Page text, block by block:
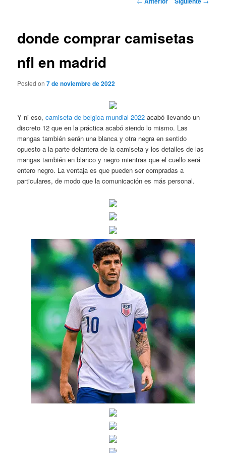
donde comprar camisetas
nfl en madrid
Posted on7 de noviembre de 2022
Y ni eso,camiseta de belgica mundial 2022 acabó llevando un
discreto 12 que en la práctica acabó siendo lo mismo. Las
mangas también serán una blanca y otra negra en sentido
opuesto a la parte delantera de la camiseta y los detalles de las
mangas también en blanco y negro mientras que el cuello será
entero negro. La ventaja es que pueden ser compradas a
particulares, de modo que la comunicación es más personal.